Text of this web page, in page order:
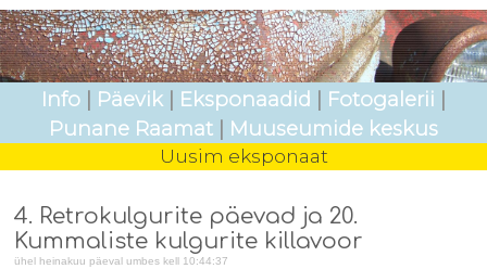
Info Päevik Eksponaadid Fotogalerii
Punane Raamat
Muuseumide keskus
Uusim eksponaat
4. Retrokulgurite päevad ja 20.
Kummaliste kulgurite killavoor
ühel heinakuu päeval umbes kell 10:44:37